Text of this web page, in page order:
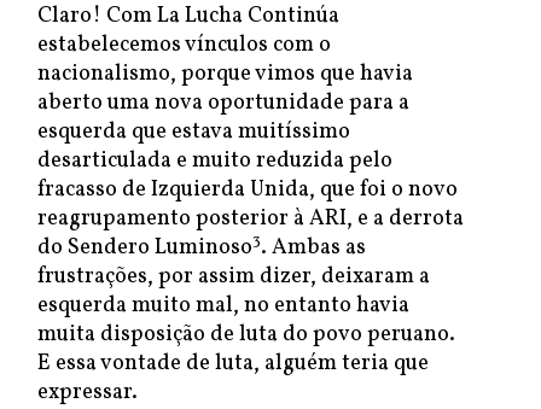
Claro! Com La Lucha Continúa
estabelecemos vínculos com o
nacionalismo, porque vimos que havia
aberto uma nova oportunidade para a
esquerda que estava muitíssimo
desarticulada e muito reduzida pelo
fracasso de Izquierda Unida, que foi o novo
reagrupamento posterior à ARI, e a derrota
do Sendero Luminoso3. Ambas as
frustrações, por assim dizer, deixaram a
esquerda muito mal, no entanto havia
muita disposição de luta do povo peruano.
E essa vontade de luta, alguém teria que
expressar.